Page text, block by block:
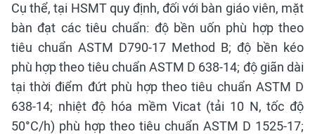
Cụ thể, tại HSMT quy định, đối với bàn giáo viên, mặt
bàn đạt các tiêu chuẩn: độ bền uốn phù hợp theo
tiêu chuẩn ASTM D790-17 Method B; độ bền kéo
phù hợp theo tiêu chuẩn ASTM D 638-14; độ giãn dài
tại thời điểm đứt phù hợp theo tiêu chuẩn ASTM D
638-14; nhiệt độ hóa mềm Vicat (tải 10 N, tốc độ
50°C/h) phù hợp theo tiêu chuẩn ASTM D 1525-17;